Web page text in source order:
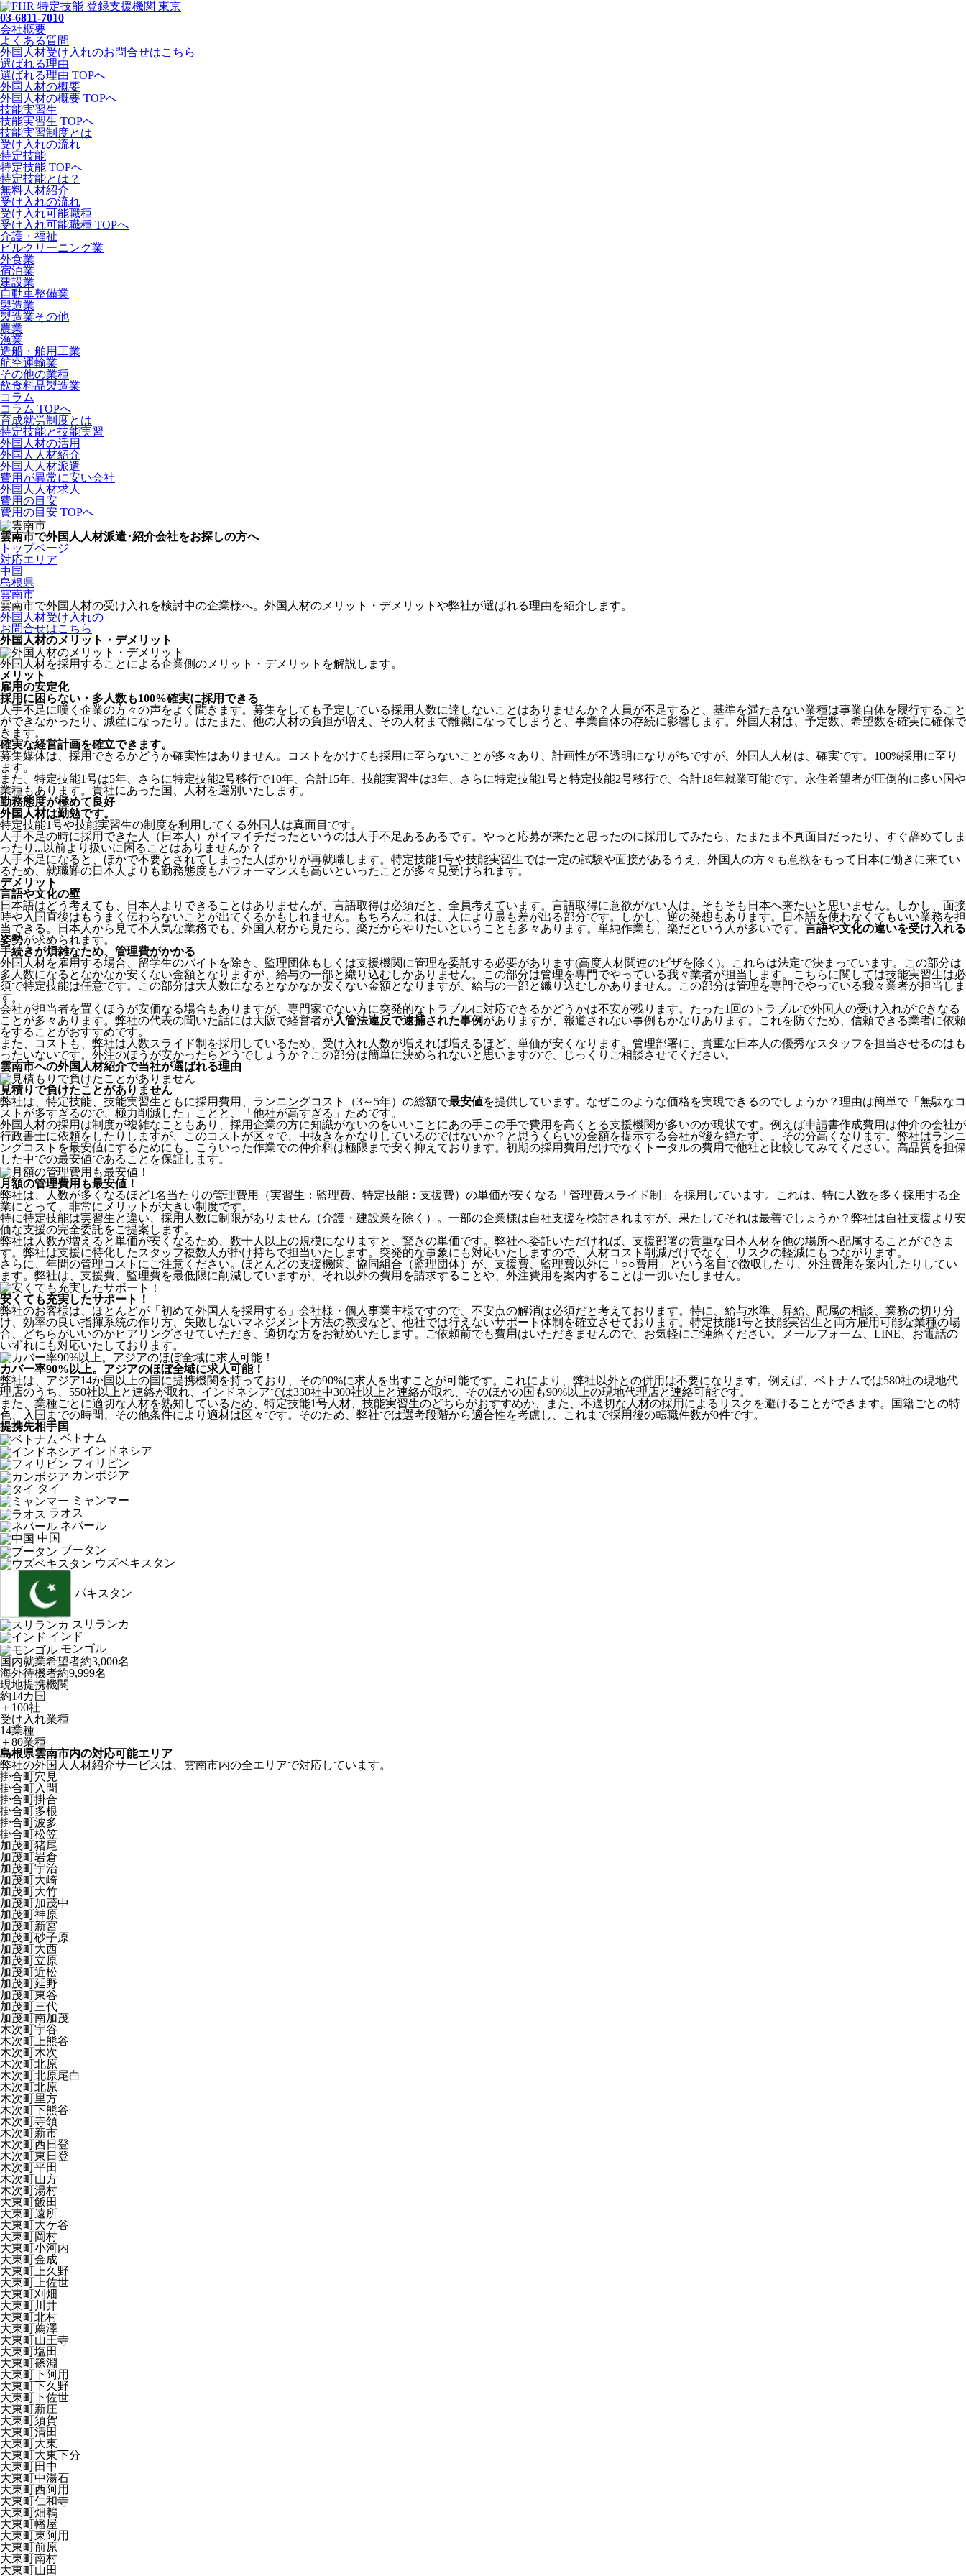
03-6811-7010
会社概要
よくある質問
外国人材受け入れのお問合せはこちら
選ばれる理由
選ばれる理由 TOPへ
外国人材の概要
外国人材の概要 TOPへ
技能実習生
技能実習生 TOPへ
技能実習制度とは
受け入れの流れ
特定技能
特定技能 TOPへ
特定技能とは？
無料人材紹介
受け入れの流れ
受け入れ可能職種
受け入れ可能職種 TOPへ
介護・福祉
ビルクリーニング業
外食業
宿泊業
建設業
自動車整備業
製造業
製造業その他
農業
漁業
造船・舶用工業
航空運輸業
その他の業種
飲食料品製造業
コラム
コラム TOPへ
育成就労制度とは
特定技能と技能実習
外国人材の活用
外国人人材紹介
外国人人材派遣
費用が異常に安い会社
外国人人材求人
費用の目安
費用の目安 TOPへ
雲南市で外国人人材派遣･紹介会社をお探しの方へ
トップページ
対応エリア
中国
島根県
雲南市
雲南市で外国人材の受け入れを検討中の企業様へ。外国人材のメリット・デメリットや弊社が選ばれる理由を紹介します。
外国人材受け入れの
お問合せはこちら
外国人材のメリット・デメリット
外国人材を採用することによる企業側のメリット・デメリットを解説します。
メリット
雇用の安定化
採用に困らない・多人数も100%確実に採用できる
人手不足に嘆く企業の方々の声をよく聞きます。募集をしても予定している採用人数に達しないことはありませんか？人員が不足すると、基準を満たさない業種は事業自体を履行すること
ができなかったり、減産になったり。はたまた、他の人材の負担が増え、その人材まで離職になってしまうと、事業自体の存続に影響します。 外国人材は、予定数、希望数を確実に確保で
きます。
確実な経営計画を確立できます。
募集媒体は、採用できるかどうか確実性はありません。コストをかけても採用に至らないことが多々あり、計画性が不透明になりがちですが、外国人人材は、確実です。100%採用に至り
ます。
また、特定技能1号は5年、さらに特定技能2号移行で10年、合計15年、技能実習生は3年、さらに特定技能1号と特定技能2号移行で、合計18年就業可能です。永住希望者が圧倒的に多い国や
業種もあります。貴社にあった国、人材を選別いたします。
勤務態度が極めて良好
外国人材は勤勉です。
特定技能1号や技能実習生の制度を利用してくる外国人は真面目 です。
人手不足の時に採用できた人（日本人）がイマイチだったというのは人手不足あるあるです。やっと応募が来たと思ったのに採用してみたら、たまたま不真面目だったり、すぐ辞めてしま
ったり...以前より扱いに困ることはありませんか？
人手不足になると、ほかで不要とされてしまった人ばかりが再就職します。特定技能1号や技能実習生では一定の試験や面接があるうえ、外国人の方々も意欲をもって日本に働きに来てい
るため、就職難の日本人よりも勤務態度もパフォーマンスも高いといったことが多々見受けられます。
デメリット
言語や文化の壁
日本語はどう考えても、日本人よりできることはありませんが、言語取得は必須だと、全員考えています。言語取得に意欲がない人は、そもそも日本へ来たいと思いません。しかし、面接
時や入国直後はもうまく伝わらないことが出てくるかもしれません。
もちろんこれは、人により最も差が出る部分です。しかし、逆の発想もあります。日本語を使わなくてもいい業務を担
当できる。日本人から見て不人気な業務でも、外国人材から見たら、楽だからやりたいということも多々あります。単純作業も、楽だという人が多いです。 言語や文化の違いを受け入れる
姿勢が求められます。
手続きが煩雑なため、管理費がかかる
外国人材を雇用する場合、留学生のバイトを除き、 監理団体もしくは支援機関に管理を委託する必要があります(高度人材関連のビザを除く)。これらは法定で決まっています。この部分は
多人数になるとなかなか安くない金額となりますが、給与の一部と織り込むしかありません。この部分は管理を専門でやっている我々業者が担当します。こちらに関しては技能実習生は必
須で特定技能は任意です。この部分は大人数になるとなかなか安くない金額となりますが、給与の一部と織り込むしかありません。この部分は管理を専門でやっている我々業者が担当しま
す。
会社が担当者を置くほうが安価なる場合もありますが、専門家でない方に突発的なトラブルに対応できるかどうかは不安が残ります。たった1回のトラブルで外国人の受け入れができなる
ことが多々あります。弊社の代表の聞いた話には大阪で経営者が入管法違反で逮捕された事例 がありますが、報道されない事例もかなりあります。これを防ぐため、信頼できる業者に依頼
をすることがおすすめです。
また、コストも、弊社は人数スライド制を採用しているため、受け入れ人数が増えれば増えるほど、単価が安くなります。管理部署に、貴重な日本人の優秀なスタッフを担当させるのはも
ったいないです。外注のほうが安かったらどうでしょうか？この部分は簡単に決められないと思いますので、じっくりご相談させてください。
雲南市への外国人材紹介で当社が選ばれる理由
見積りで負けたことがありません
弊社は、特定技能、技能実習生ともに採用費用、ランニングコスト（3～5年）の総額で最安値を提供しています。なぜこのような価格を実現できるのでしょうか？理由は簡単で「無駄なコ
ストが多すぎるので、極力削減した」ことと、
「他社が高すぎる」 ためです。
外国人材の採用は制度が複雑なこともあり、採用企業の方に知識がないのをいいことにあの手この手で費用を高くとる支援機関が多いのが現状です。例えば申請書作成費用は仲介の会社が
行政書士に依頼をしたりしますが、このコストが区々で、中抜きをかなりしているのではないか？と思うくらいの金額を提示する会社が後を絶たず、。その分高くなります。弊社はランニ
ングコストを最安値にするためにも、こういった作業での仲介料は極限まで安く抑えております。 初期の採用費用だけでなくトータルの費用で他社と比較してみてください。 高品質を担保
した中での最安値であることを保証します。
月額の管理費用も最安値！
弊社は、
人数が多くなるほど1名当たりの管理費用（実習生：監理費、特定技能：支援費）の単価が安くなる「管理費スライド制」を採用 しています。これは、特に人数を多く採用する企
業にとって、非常にメリットが大きい制度です。
特に特定技能は実習生と違い、採用人数に制限がありません（介護・建設業を除く）。一部の企業様は自社支援を検討されますが、果たしてそれは最善でしょうか？弊社は自社支援より安
価な支援の完全委託をご提案します。
弊社は人数が増えると単価が安くなるため、数十人以上の規模になりますと、驚きの単価です。弊社へ委託いただければ、支援部署の貴重な日本人材を他の場所へ配属することができま
す。弊社は支援に特化したスタッフ複数人が掛け持ちで担当いたします。突発的な事象にも対応いたしますので、人材コスト削減だけでなく、リスクの軽減にもつながります。
さらに、年間の管理コストにご注意ください。ほとんどの支援機関、協同組合（監理団体）が、支援費、監理費以外に「○○費用」という名目で徴収したり、外注費用を案内したりしてい
ます。弊社は、支援費、監理費を最低限に削減していますが、それ以外の費用を請求することや、外注費用を案内することは一切いたしません。
安くても充実したサポート！
弊社のお客様は、ほとんどが 「初めて外国人を採用する」 会社様・個人事業主様ですので、不安点の解消は必須だと考えております。特に、給与水準、昇給、配属の相談、業務の切り分
け、効率の良い指揮系統の作り方、失敗しないマネジメント方法の教授など、 他社では行えないサポート体制 を確立させております。特定技能1号と技能実習生と両方雇用可能な業種の場
合、どちらがいいのかヒアリングさせていただき、適切な方をお勧めいたします。ご依頼前でも費用はいただきませんので、お気軽にご連絡ください。メールフォーム、LINE、お電話の
いずれにも対応いたしております。
カバー率90%以上。アジアのほぼ全域に求人可能！
弊社は、 アジア14か国以上の国に提携機関を持っており、その90%に求人を出すことが可能です。これにより、弊社以外との併用は不要になります。例えば、ベトナムでは580社の現地代
理店のうち、550社以上と連絡が取れ、インドネシアでは330社中300社以上と連絡が取れ、そのほかの国も90%以上の現地代理店と連絡可能です。
また、業種ごとに適切な人材を熟知しているため、特定技能1号人材、技能実習生のどちらがおすすめか、また、不適切な人材の採用によるリスクを避けることができます。国籍ごとの特
色、入国までの時間、その他条件により適材は区々です。そのため、弊社では選考段階から適合性を考慮し、これまで採用後の転職件数が0件です。
提携先相手国
ベトナム
インドネシア
フィリピン
カンボジア
タイ
ミャンマー
ラオス
ネパール
中国
ブータン
ウズベキスタン
パキスタン
スリランカ
インド
モンゴル
国内就業希望者約3,000名
海外待機者約9,999名
現地提携機関
約14カ国
＋100社
受け入れ業種
14業種
＋80業種
島根県雲南市内の対応可能エリア
弊社の外国人人材紹介サービスは、雲南市内の全エリアで対応しています。
掛合町穴見
掛合町入間
掛合町掛合
掛合町多根
掛合町波多
掛合町松笠
加茂町猪尾
加茂町岩倉
加茂町宇治
加茂町大崎
加茂町大竹
加茂町加茂中
加茂町神原
加茂町新宮
加茂町砂子原
加茂町大西
加茂町立原
加茂町近松
加茂町延野
加茂町東谷
加茂町三代
加茂町南加茂
木次町宇谷
木次町上熊谷
木次町木次
木次町北原
木次町北原尾白
木次町北原
木次町里方
木次町下熊谷
木次町寺領
木次町新市
木次町西日登
木次町東日登
木次町平田
木次町山方
木次町湯村
大東町飯田
大東町遠所
大東町大ケ谷
大東町岡村
大東町小河内
大東町金成
大東町上久野
大東町上佐世
大東町刈畑
大東町川井
大東町北村
大東町薦澤
大東町山王寺
大東町塩田
大東町篠淵
大東町下阿用
大東町下久野
大東町下佐世
大東町新庄
大東町須賀
大東町清田
大東町大東
大東町大東下分
大東町田中
大東町中湯石
大東町西阿用
大東町仁和寺
大東町畑鵯
大東町幡屋
大東町東阿用
大東町前原
大東町南村
大東町山田